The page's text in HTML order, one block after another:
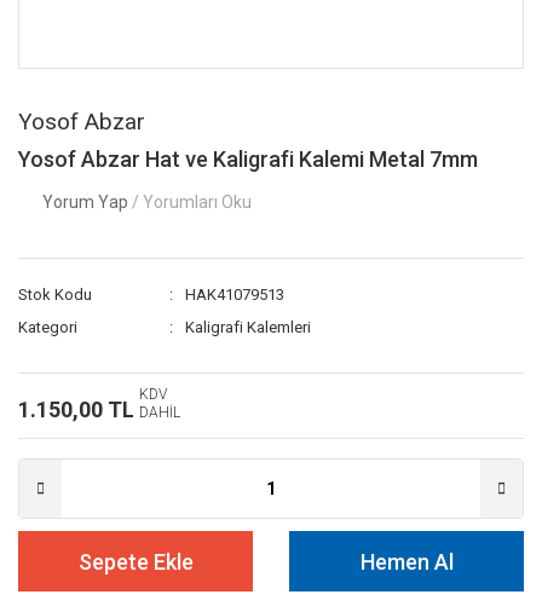
Yosof Abzar
Yosof Abzar Hat ve Kaligrafi Kalemi Metal 7mm
Yorum Yap / Yorumları Oku
Stok Kodu
HAK41079513
Kategori
Kaligrafi Kalemleri
1.150,00 TL
KDV
DAHİL
Sepete Ekle Hemen Al